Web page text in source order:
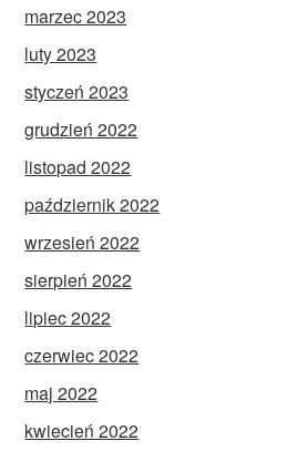
marzec 2023
luty 2023
styczeń 2023
grudzień 2022
listopad 2022
październik 2022
wrzesień 2022
sierpień 2022
lipiec 2022
czerwiec 2022
maj 2022
kwiecień 2022